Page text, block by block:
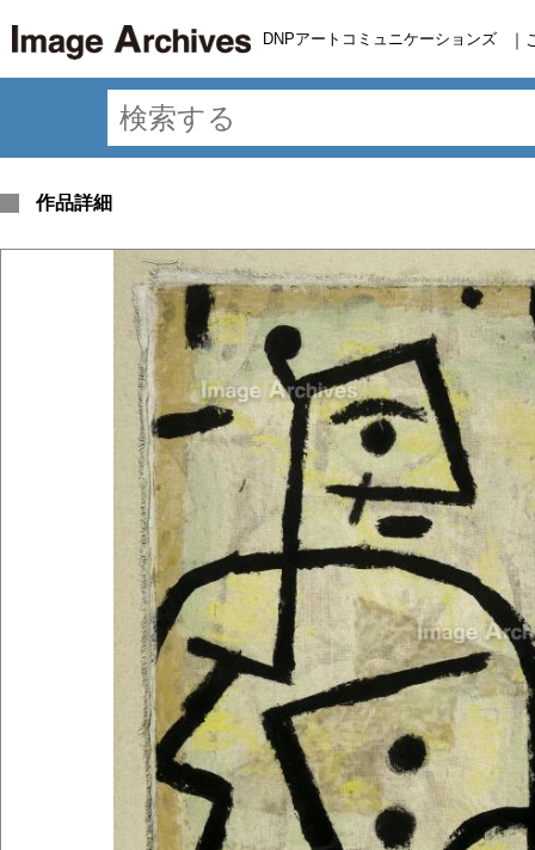
DNPアートコミュニケーションズ ｜
作品詳細